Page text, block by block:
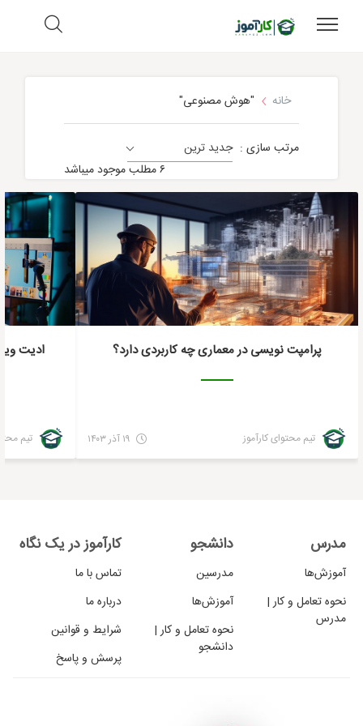
خانه "هوش مصنوعی"
مرتب سازی : جدید ترین
۶ مطلب موجود میباشدهوش مصنوعی
پرامپت نویسی در معماری چه کاربردی دارد؟
تیم محتوای کارآموز
ادیت
تیم
مدرس
آموزش‌ها
نحوه تعامل و کار |
مدرس
دانشجو
مدرسین
آموزش‌ها
نحوه تعامل و کار |
دانشجو
کارآموز در یک نگاه
تماس با ما
درباره ما
شرایط و قوانین
پرسش و پاسخ